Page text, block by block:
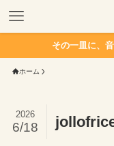
その一皿に、音
ホーム
2026
6/18